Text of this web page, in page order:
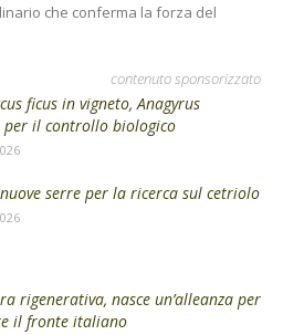
che conferma la forza del
contenuto sponsorizzato
ficus in vigneto, Anagyrus
il controllo biologico
serre per la ricerca sul cetriolo
rigenerativa, nasce un’alleanza per
il fronte italiano